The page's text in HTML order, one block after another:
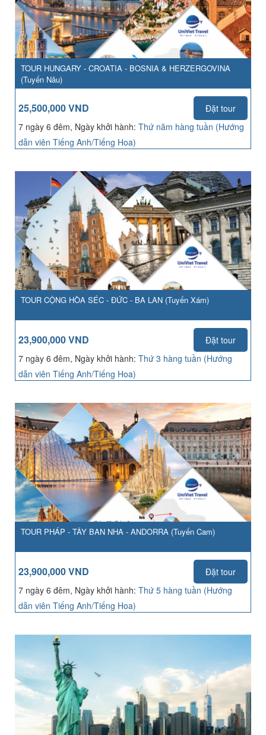
TOUR HUNGARY - CROATIA - BOSNIA & HERZERGOVINA
(Tuyến Nâu)
25,500,000 VND
Đặt tour
7 ngày 6 đêm, Ngày khởi hành: Thứ năm hàng tuần (Hướng
dẫn viên Tiếng Anh/Tiếng Hoa)
TOUR CỘNG HÒA SÉC - ĐỨC - BA LAN (Tuyến Xám)
23,900,000 VND
Đặt tour
7 ngày 6 đêm, Ngày khởi hành: Thứ 3 hàng tuần (Hướng
dẫn viên Tiếng Anh/Tiếng Hoa)
TOUR PHÁP - TÂY BAN NHA - ANDORRA (Tuyến Cam)
23,900,000 VND
Đặt tour
7 ngày 6 đêm, Ngày khởi hành: Thứ 5 hàng tuần (Hướng
dẫn viên Tiếng Anh/Tiếng Hoa)